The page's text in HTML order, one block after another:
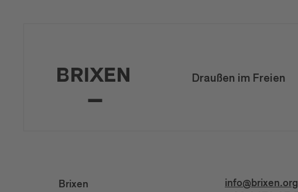
Draußen im Freien
Brixen
info@brixen.org